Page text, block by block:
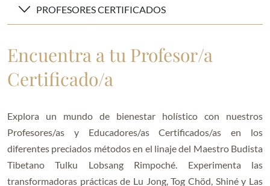
PROFESORES CERTIFICADOS
Encuentra a tu Profesor/a
Certificado/a
Explora un mundo de bienestar holístico con nuestros
Profesores/as y Educadores/as Certificados/as en los
diferentes preciados métodos en el linaje del Maestro Budista
Tibetano Tulku Lobsang Rimpoché. Experimenta las
transformadoras prácticas de Lu Jong, Tog Chöd, Shiné y Las